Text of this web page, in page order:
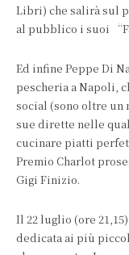
Libri) che salirà sul
al pubblico i suoi
Ed infine Peppe Di
pescheria a Napoli,
social (sono oltre un
sue dirette nelle
cucinare piatti
Premio Charlot
Gigi Finizio.
Il 22 luglio (ore
dedicata ai più